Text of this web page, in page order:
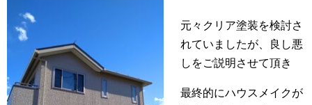
元々クリア塗装を検討さ
れていましたが、良し悪
しをご説明させて頂き
最終的にハウスメイクが